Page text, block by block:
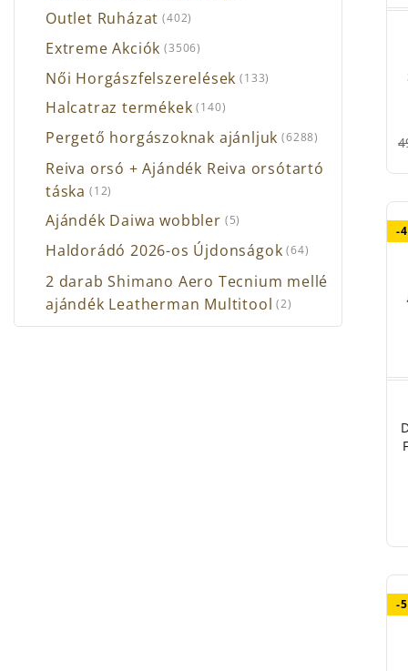
Outlet Ruházat (402)
Extreme Akciók (3506)
Női Horgászfelszerelések (133)
Halcatraz termékek (140)
Pergető horgászoknak ajánljuk (6288)
Reiva orsó + Ajándék Reiva orsótartó
táska (12)
Ajándék Daiwa wobbler (5)
Haldorádó 2026-os Újdonságok (64)
2 darab Shimano Aero Tecnium mellé
ajándék Leatherman Multitool (2)
-
-